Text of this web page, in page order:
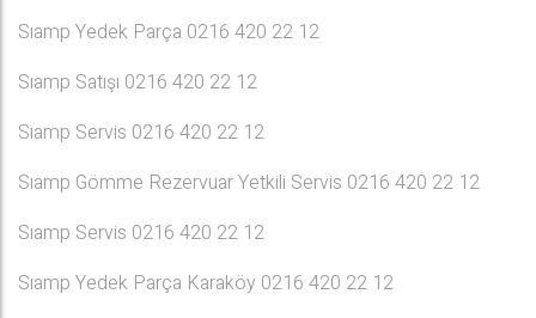
Sıamp Yedek Parça 0216 420 22 12
Sıamp Satışı 0216 420 22 12
Sıamp Servis 0216 420 22 12
Sıamp Gömme Rezervuar Yetkili Servis 0216 420 22 12
Sıamp Servis 0216 420 22 12
Sıamp Yedek Parça Karaköy 0216 420 22 12